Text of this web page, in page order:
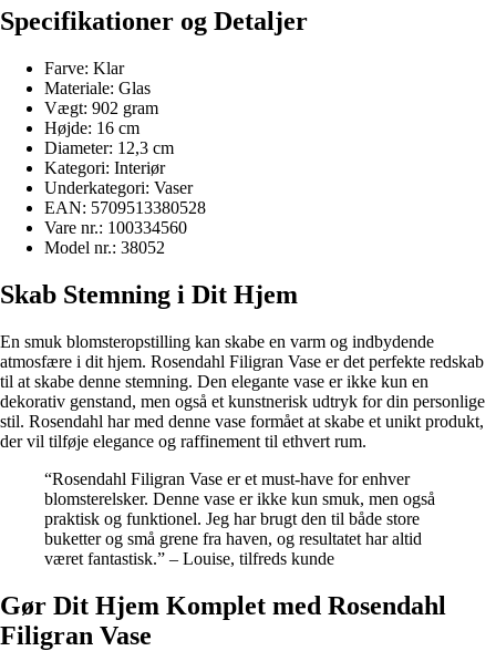
Specifikationer og Detaljer
Farve: Klar
Materiale: Glas
Vægt: 902 gram
Højde: 16 cm
Diameter: 12,3 cm
Kategori: Interiør
Underkategori: Vaser
EAN: 5709513380528
Vare nr.: 100334560
Model nr.: 38052
Skab Stemning i Dit Hjem
En smuk blomsteropstilling kan skabe en varm og indbydende
atmosfære i dit hjem. Rosendahl Filigran Vase er det perfekte redskab
til at skabe denne stemning. Den elegante vase er ikke kun en
dekorativ genstand, men også et kunstnerisk udtryk for din personlige
stil. Rosendahl har med denne vase formået at skabe et unikt produkt,
der vil tilføje elegance og raffinement til ethvert rum.
“Rosendahl Filigran Vase er et must-have for enhver
blomsterelsker. Denne vase er ikke kun smuk, men også
praktisk og funktionel. Jeg har brugt den til både store
buketter og små grene fra haven, og resultatet har altid
været fantastisk.” – Louise, tilfreds kunde
Gør Dit Hjem Komplet med Rosendahl
Filigran Vase